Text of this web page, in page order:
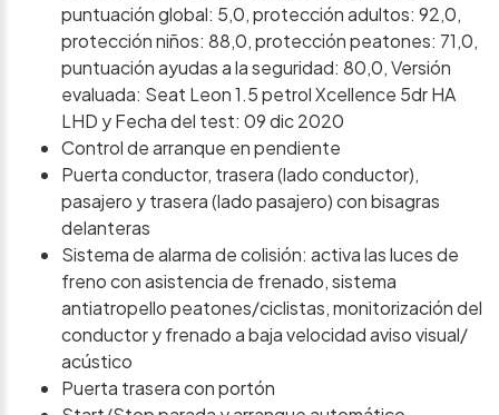
puntuación global: 5,0, protección adultos: 92,0,
protección niños: 88,0, protección peatones: 71,0,
puntuación ayudas a la seguridad: 80,0, Versión
evaluada: Seat Leon 1.5 petrol Xcellence 5dr HA
LHD y Fecha del test: 09 dic 2020
Control de arranque en pendiente
Puerta conductor, trasera (lado conductor),
pasajero y trasera (lado pasajero) con bisagras
delanteras
Sistema de alarma de colisión: activa las luces de
freno con asistencia de frenado, sistema
antiatropello peatones/ciclistas, monitorización del
conductor y frenado a baja velocidad aviso visual/
acústico
Puerta trasera con portón